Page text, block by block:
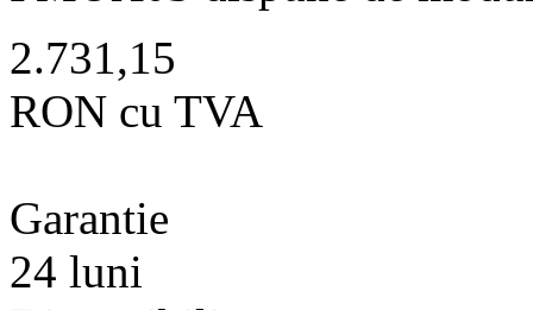
2.731,15
RON cu TVA
Garantie
24 luni